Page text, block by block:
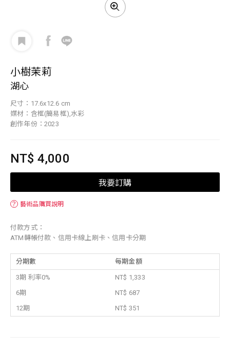
小樹茉莉
湖心
尺寸：17.6x12.6 cm
媒材：含框(簡易框),水彩
創作年份：2023
NT$ 4,000
我要訂購
？ 藝術品購買說明
付款方式：
ATM轉帳付款、信用卡線上刷卡、信用卡分期
分期數 每期金額
3期 利率0%
NT$ 1,333
6期
NT$ 687
12期
NT$ 351